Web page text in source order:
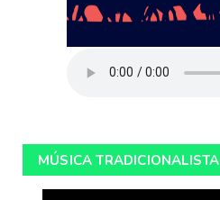
MÚSICA TRADICIONALISTA